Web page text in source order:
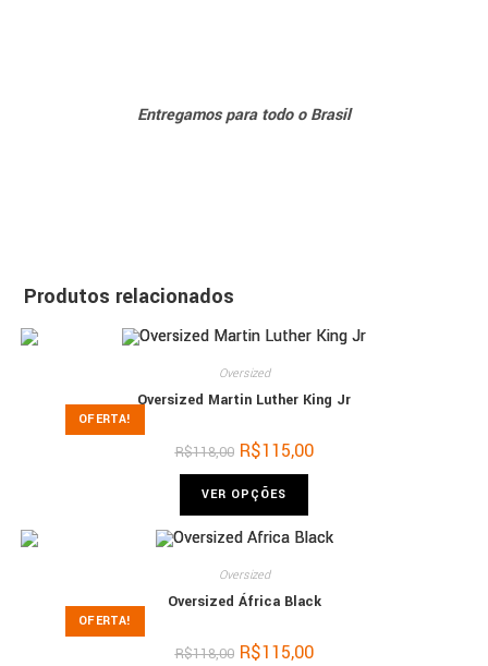
Entregamos para todo o Brasil
Produtos relacionados
OFERTA!
Oversized
Oversized Martin Luther King Jr
R$118,00 R$115,00
VER OPÇÕES
OFERTA!
Oversized
Oversized África Black
R$118,00 R$115,00